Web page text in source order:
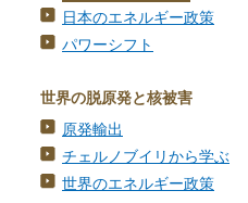
日本のエネルギー政策
パワーシフト
世界の脱原発と核被害
原発輸出
チェルノブイリから学ぶ
世界のエネルギー政策